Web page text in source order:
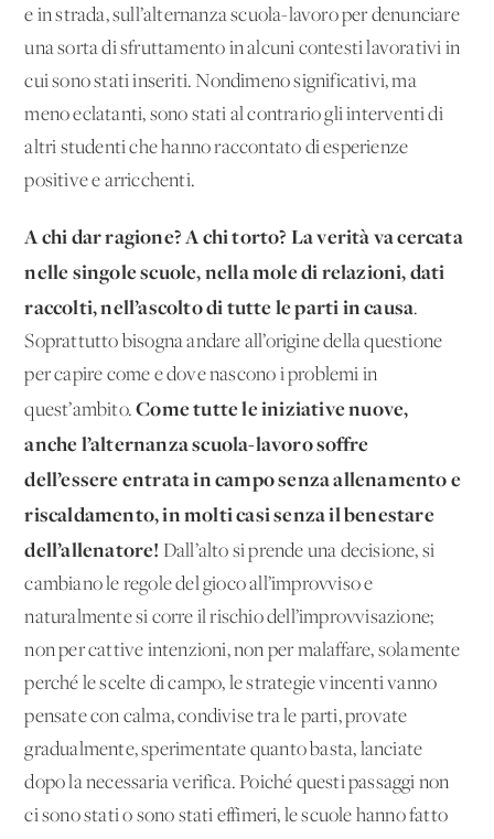
e in strada, sull’alternanza scuola-lavoro per denunciare
una sorta di sfruttamento in alcuni contesti lavorativi in
cui sono stati inseriti. Nondimeno significativi, ma
meno eclatanti, sono stati al contrario gli interventi di
altri studenti che hanno raccontato di esperienze
positive e arricchenti.
A chi dar ragione? A chi torto? La verità va cercata
nelle singole scuole, nella mole di relazioni, dati
raccolti, nell’ascolto di tutte le parti in causa.
Soprattutto bisogna andare all’origine della questione
per capire come e dove nascono i problemi in
quest’ambito.Come tutte le iniziative nuove,
anche l’alternanza scuola-lavoro soffre
dell’essere entrata in campo senza allenamento e
riscaldamento, in molti casi senza il benestare
dell’allenatore! Dall’alto si prende una decisione, si
cambiano le regole del gioco all’improvviso e
naturalmente si corre il rischio dell’improvvisazione;
non per cattive intenzioni, non per malaffare, solamente
perché le scelte di campo, le strategie vincenti vanno
pensate con calma, condivise tra le parti, provate
gradualmente, sperimentate quanto basta, lanciate
dopo la necessaria verifica. Poiché questi passaggi non
ci sono stati o sono stati effimeri, le scuole hanno fatto